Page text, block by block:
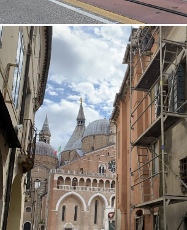
18/10/2022
Restauro facciata 02